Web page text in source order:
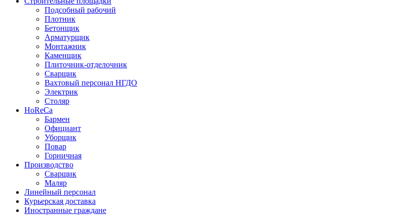
Подсобный рабочий
Плотник
Бетонщик
Арматурщик
Монтажник
Каменщик
Плиточник-отделочник
Сварщик
Вахтовый персонал НГДО
Электрик
Столяр
HoReCa
Бармен
Официант
Уборщик
Повар
Горничная
Производство
Сварщик
Маляр
Линейный персонал
Курьерская доставка
Иностранные граждане